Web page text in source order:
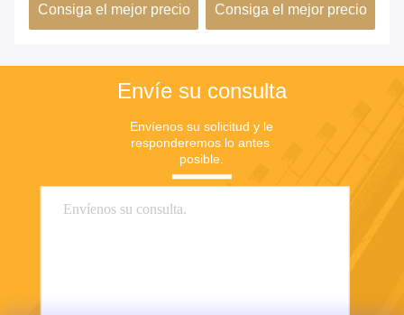
por insuflación de aire
comprimido del bidón
Consiga el mejor precio Consiga el mejor precio
Envíe su consulta
Envíenos su solicitud y le
responderemos lo antes
posible.